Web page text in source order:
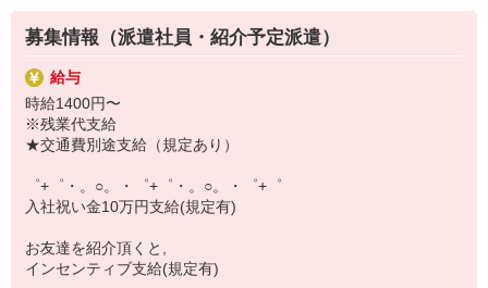
▼オフィスワーク
事務、経理、データ入力、コールセンター、受付
▼工場・製造・軽作業系
機械/食品製造・梱包・仕分け・加工・組立・検査
▼美容系
眉毛サロンのアイブロウ・ネイリスト・エステ
▼営業・販売
法人営業・アパレル販売・個別指導塾・人材紹介
▼人気案件も多数♪
短期・期間限定・オープニング・官公庁案件
上場/優良/大手企業など
【スマホ面接実施中】
￣￣￣￣￣￣￣￣￣
満足度◎
■携帯やインターネット販売業務
docomo(ドコモ)/au(エーユー)・KDDI/softbank(ソフトバンク)など
の大手キャリアから
ワイモバイル(Y!mobille)、楽天モバイル、UQなど格安スマホまで幅
広く紹介可能♪
募集情報（派遣社員・紹介予定派遣）
給与
時給1400円〜
※残業代支給
★交通費別途支給（規定あり）
゜+゜・。○。・゜+゜・。○。・゜+゜
入社祝い金10万円支給(規定有)
お友達を紹介頂くと,
インセンティブ支給(規定有)